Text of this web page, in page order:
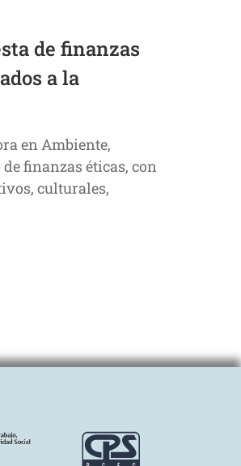
de finanzas
a la
en Ambiente,
finanzas éticas, con
culturales,